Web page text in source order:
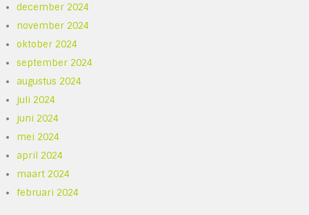
december 2024
november 2024
oktober 2024
september 2024
augustus 2024
juli 2024
juni 2024
mei 2024
april 2024
maart 2024
februari 2024